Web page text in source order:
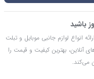
باشید
تاکنون در زمینه ارائه انواع لوازم جانبی موبایل و تبلت
آنلاین، بهترین کیفیت و قیمت را
می‌کند.